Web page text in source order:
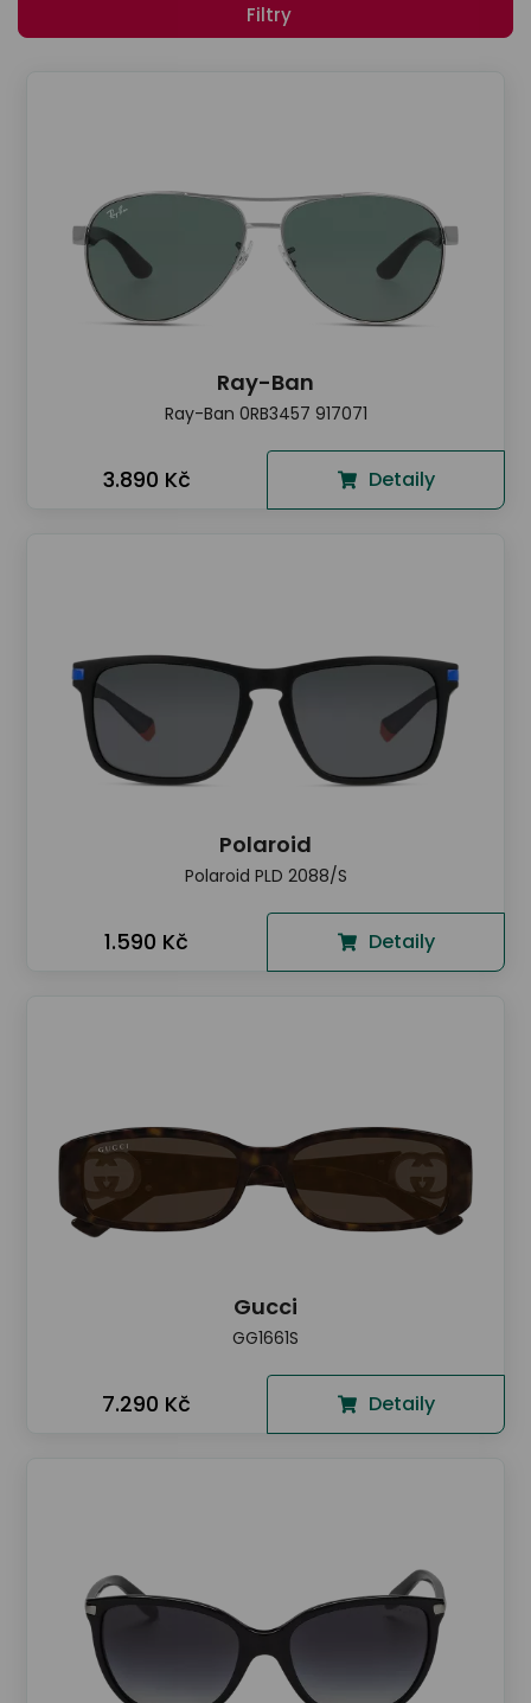
Filtry
Ray-Ban
Ray-Ban 0RB3457 917071
3.890 Kč Detaily
Polaroid
Polaroid PLD 2088/S
1.590 Kč Detaily
Gucci
GG1661S
7.290 Kč Detaily